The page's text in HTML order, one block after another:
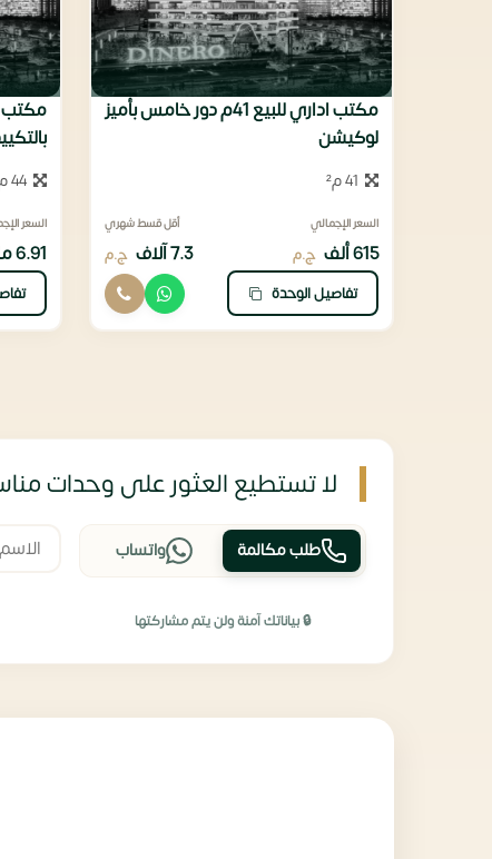
مكتب اداري للبيع 41م دور خامس بأميز
لوكيشن
السعر الإجمالي
615 ألف ج.م
أقل قسط شهري
7.3 آلاف ج.م
تفاصيل الوحدة
السعر
6.91 ملايين
لا تستطيع العثور على وحدات
طلب مكالمة واتساب
🔒 بياناتك آمنة ولن يتم مشاركتها